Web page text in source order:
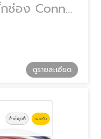
ผู้ผลิต ชุดสายไฟปลั๊กช่อง Connector
ดูรายละเอียด
ตั้งค่าคุกกี้ ยอมรับ